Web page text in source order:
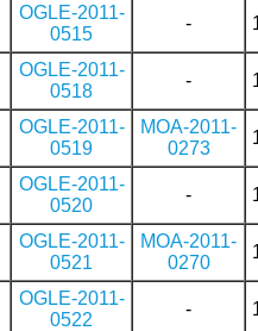
OGLE-2011-
0515
-
OGLE-2011-
0518
-
OGLE-2011-
0519
MOA-2011-
0273
OGLE-2011-
0520
-
OGLE-2011-
0521
MOA-2011-
0270
OGLE-2011-
0522
-